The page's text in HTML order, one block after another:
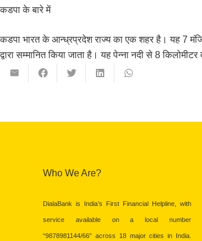
कडपा के बारे में
कडपा भारत के आन्ध्रप्रदेश राज्य का एक शहर है। यह 7
द्वारा सम्मानित किया जाता है। यह पेन्ना नदी से 8 किलोमीटर
Who We Are?
DialaBank is India’s First Financial Helpline, with
service available on a local number
“9878981144/66” across 18 major cities in India.